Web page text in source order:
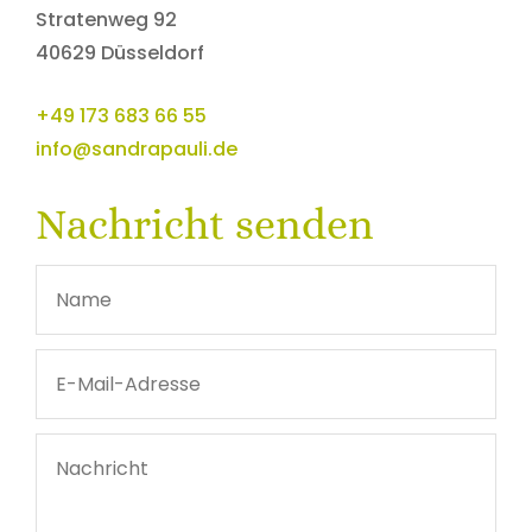
Ihre individuellen Bedürfnisse verdienen einen
individuellen Termin. Rufen Sie uns für eine
+49 173 6836655
Stratenweg 92
40629 Düsseldorf
+49 173 683 66 55
info@sandrapauli.de
Nachricht senden